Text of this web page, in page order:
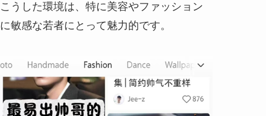
こうした環境は、特に美容やファッション
に敏感な若者にとって魅力的です。